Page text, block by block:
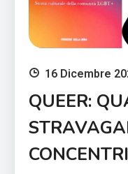
16 Dicembre
QUEER: